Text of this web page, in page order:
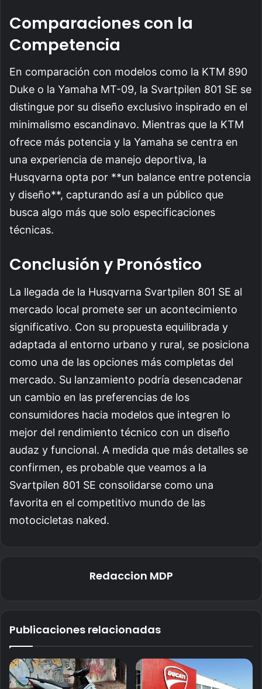
Comparaciones con la
Competencia
En comparación con modelos como la KTM 890
Duke o la Yamaha MT-09, la Svartpilen 801 SE se
distingue por su diseño exclusivo inspirado en el
minimalismo escandinavo. Mientras que la KTM
ofrece más potencia y la Yamaha se centra en
una experiencia de manejo deportiva, la
Husqvarna opta por **un balance entre potencia
y diseño**, capturando así a un público que
busca algo más que solo especificaciones
técnicas.
Conclusión y Pronóstico
La llegada de la Husqvarna Svartpilen 801 SE al
mercado local promete ser un acontecimiento
significativo. Con su propuesta equilibrada y
adaptada al entorno urbano y rural, se posiciona
como una de las opciones más completas del
mercado. Su lanzamiento podría desencadenar
un cambio en las preferencias de los
consumidores hacia modelos que integren lo
mejor del rendimiento técnico con un diseño
audaz y funcional. A medida que más detalles se
confirmen, es probable que veamos a la
Svartpilen 801 SE consolidarse como una
favorita en el competitivo mundo de las
motocicletas naked.
Redaccion MDP
Publicaciones relacionadas